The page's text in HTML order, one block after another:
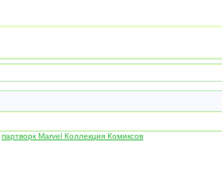
партворк Marvel Коллекция Комиксов